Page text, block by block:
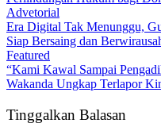
Advetorial
Era Digital Tak Menunggu,
Siap Bersaing dan
Featured
“Kami Kawal Sampai
Wakanda Ungkap Terlapor
Tinggalkan Balasan